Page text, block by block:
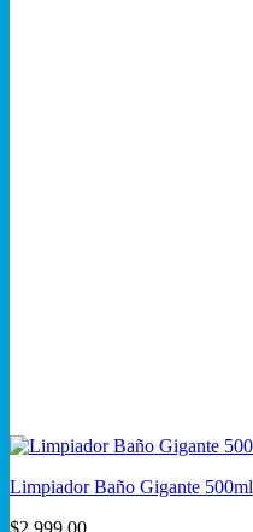
Limpiador Baño Gigante 500ml